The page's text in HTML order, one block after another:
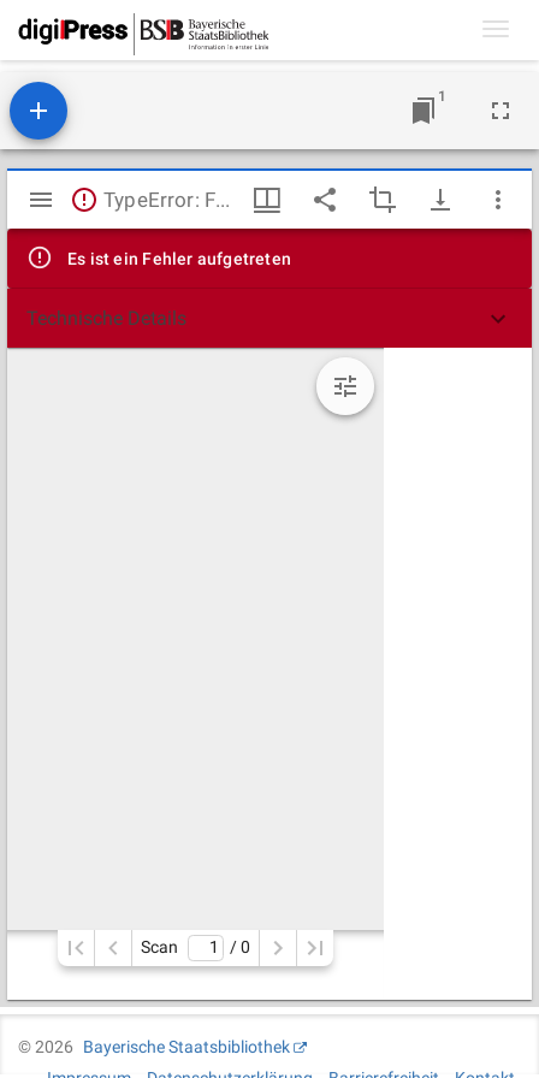
1
Mirador
Viewer
TypeError: Failed to fetch
Es ist ein Fehler aufgetreten
Technische Details
Scan / 0
©2026
Bayerische Staatsbibliothek